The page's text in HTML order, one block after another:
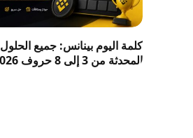
كلمة اليوم بينانس: جميع الحلول
المحدثة من 3 إلى 8 حروف 2026